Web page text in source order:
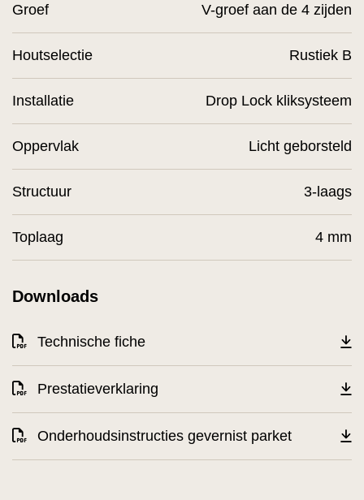
Downloads
Technische fiche
Prestatieverklaring
Onderhoudsinstructies gevernist parket
Groef V-groef aan de 4 zijden
Houtselectie Rustiek B
Installatie Drop Lock kliksysteem
Oppervlak Licht geborsteld
Structuur 3-laags
Toplaag 4 mm